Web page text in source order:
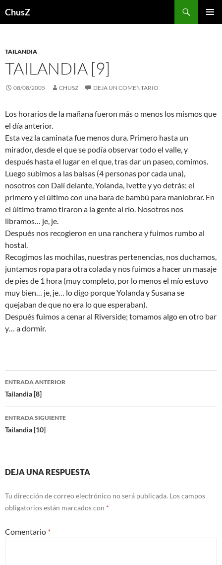
ChusZ
TAILANDIA
TAILANDIA [9]
08/08/2005 CHUSZ DEJA UN COMENTARIO
Los horarios de la mañana fueron más o menos los mismos que
el día anterior.
Esta vez la caminata fue menos dura. Primero hasta un
mirador, desde el que se podía observar todo el valle, y
después hasta el lugar en el que, tras dar un paseo, comimos.
Luego subimos a las balsas (4 personas por cada una),
nosotros con Dalí delante, Yolanda, Ivette y yo detrás; el
primero y el último con una bara de bambú para maniobrar. En
el último tramo tiraron a la gente al río. Nosotros nos
libramos… je, je.
Después nos recogieron en una ranchera y fuimos rumbo al
hostal.
Recogimos las mochilas, nuestras pertenencias, nos duchamos,
juntamos ropa para otra colada y nos fuimos a hacer un masaje
de pies de 1 hora (muy completo, por lo menos el mío estuvo
muy bien… je, je… lo digo porque Yolanda y Susana se
quejaban de que no era lo que esperaban).
Después fuimos a cenar al Riverside; tomamos algo en otro bar
y… a dormir.
Navegación
de
entradas
ENTRADA ANTERIOR
Tailandia [8]
ENTRADA SIGUIENTE
Tailandia [10]
DEJA UNA RESPUESTA
Tu dirección de correo electrónico no será publicada. Los campos
obligatorios están marcados con *
Comentario *